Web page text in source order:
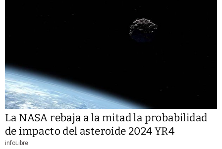
La NASA rebaja a la mitad la probabilidad
de impacto del asteroide 2024 YR4
infoLibre